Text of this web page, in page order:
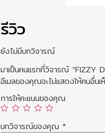
รีวิว
ยังไม่มีบทวิจารณ์
มาเป็นคนแรกที่วิจารณ์ “FIZZY
อีเมลของคุณจะไม่แสดงให้คนอื่นเ
การให้คะแนนของคุณ
บทวิจารณ์ของคุณ*